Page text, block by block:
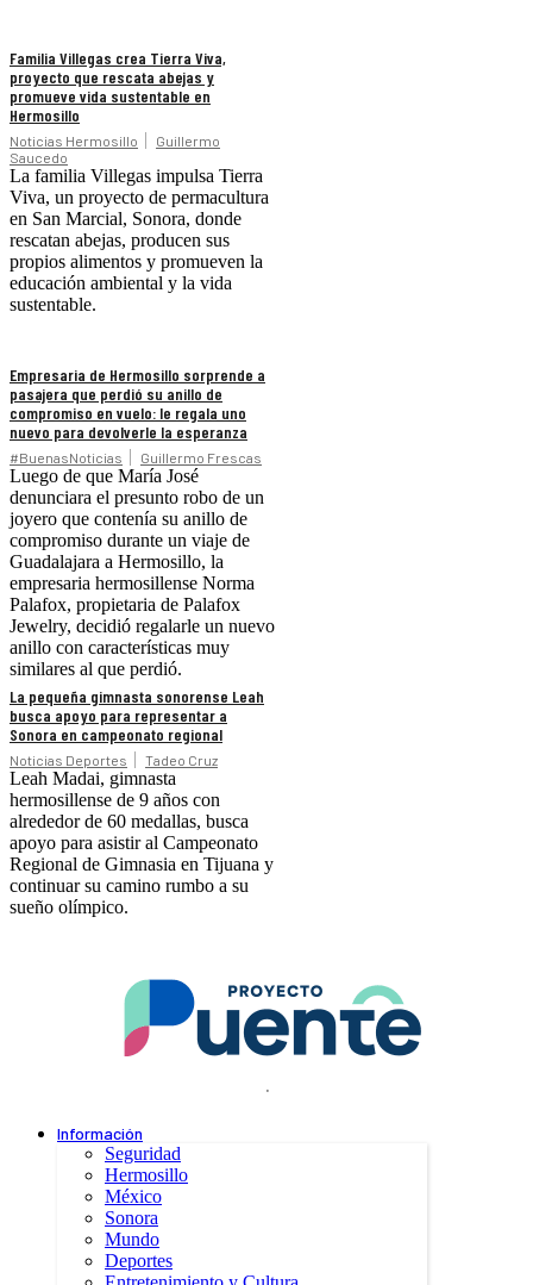
Familia Villegas crea Tierra Viva,
proyecto que rescata abejas y
promueve vida sustentable en
Hermosillo
Noticias Hermosillo
Guillermo
Saucedo
La familia Villegas impulsa Tierra
Viva, un proyecto de permacultura
en San Marcial, Sonora, donde
rescatan abejas, producen sus
propios alimentos y promueven la
educación ambiental y la vida
sustentable.
Empresaria de Hermosillo sorprende a
pasajera que perdió su anillo de
compromiso en vuelo: le regala uno
nuevo para devolverle la esperanza
#BuenasNoticias Guillermo Frescas
Luego de que María José
denunciara el presunto robo de un
joyero que contenía su anillo de
compromiso durante un viaje de
Guadalajara a Hermosillo, la
empresaria hermosillense Norma
Palafox, propietaria de Palafox
Jewelry, decidió regalarle un nuevo
anillo con características muy
similares al que perdió.
La pequeña gimnasta sonorense Leah
busca apoyo para representar a
Sonora en campeonato regional
Noticias Deportes Tadeo Cruz
Leah Madai, gimnasta
hermosillense de 9 años con
alrededor de 60 medallas, busca
apoyo para asistir al Campeonato
Regional de Gimnasia en Tijuana y
continuar su camino rumbo a su
sueño olímpico.
.
Información
Seguridad
Hermosillo
México
Sonora
Mundo
Deportes